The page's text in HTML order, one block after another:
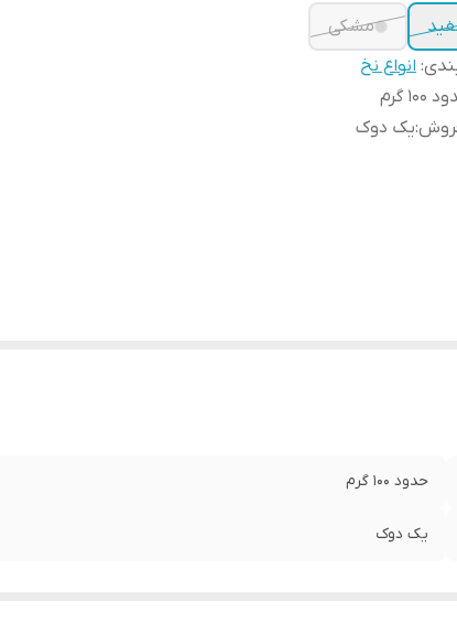
مشکی
: انواع نخ
گرم
:یک دوک
حدود ۱۰۰ گرم
یک دوک